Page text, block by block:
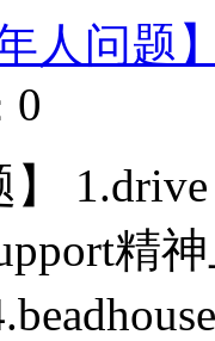
人问题
0
】
精